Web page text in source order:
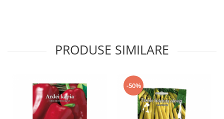
PRODUSE SIMILARE
-50%